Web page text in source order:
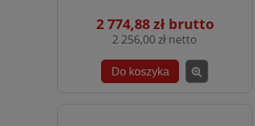
2 774,88 zł
2 256,00 zł
Do koszyka